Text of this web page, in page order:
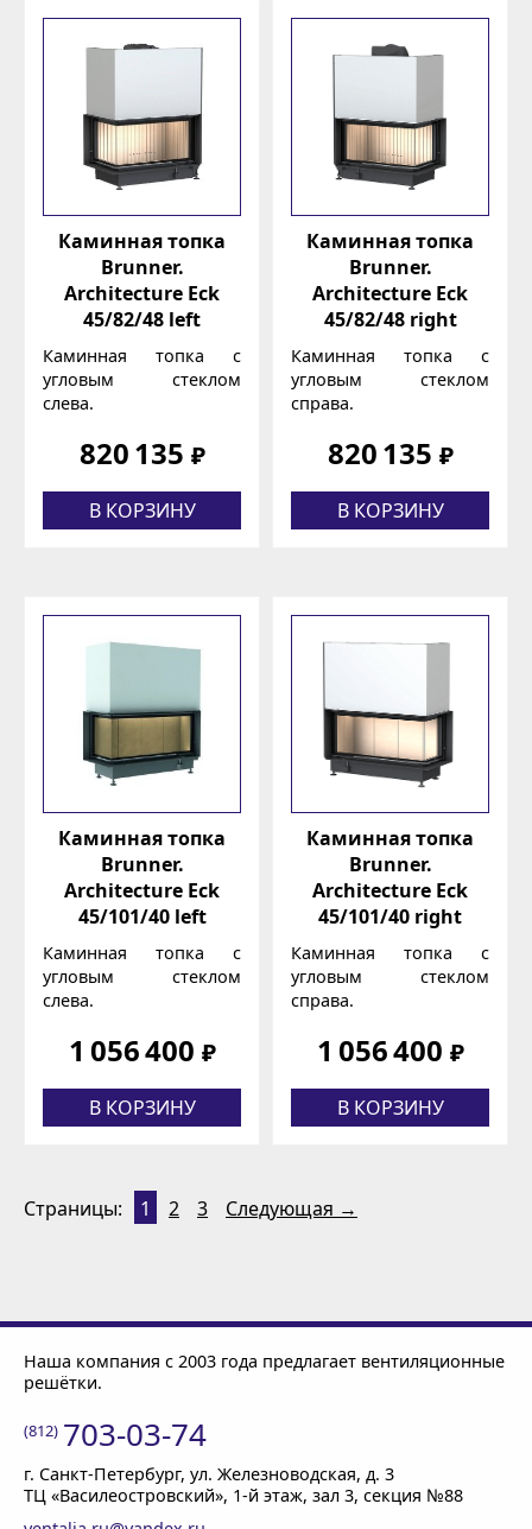
Каминная топка
Brunner.
Architecture Eck
45/82/48 left
Каминная топка с
угловым стеклом
слева.
820 135 ₽
В КОРЗИНУ
Каминная топка
Brunner.
Architecture Eck
45/82/48 right
Каминная топка с
угловым стеклом
справа.
820 135 ₽
В КОРЗИНУ
Каминная топка
Brunner.
Architecture Eck
45/101/40 left
Каминная топка с
угловым стеклом
слева.
1 056 400 ₽
В КОРЗИНУ
Каминная топка
Brunner.
Architecture Eck
45/101/40 right
Каминная топка с
угловым стеклом
справа.
1 056 400 ₽
В КОРЗИНУ
Страницы: 1 2 3 Следующая →
Наша компания с 2003 года предлагает вентиляционные
решётки.
(812) 703-03-74
г. Санкт-Петербург, ул. Железноводская, д. 3
ТЦ «Василеостровский», 1-й этаж, зал 3, секция №88